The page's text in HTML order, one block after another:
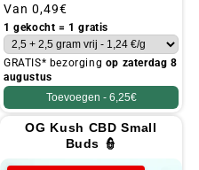
Gebruikelijke
prijs
Van 0,49€
1 gekocht = 1 gratis
GRATIS* bezorging op zaterdag 8
augustus
Toevoegen - 6,25€
OG Kush CBD Small
Buds 👮